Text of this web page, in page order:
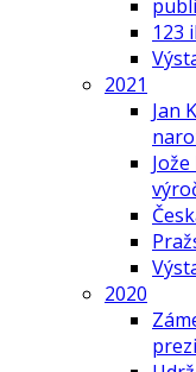
123
2021
Jan
2020